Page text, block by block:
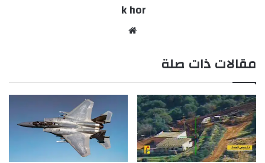
k hor
مقالات ذات صلة